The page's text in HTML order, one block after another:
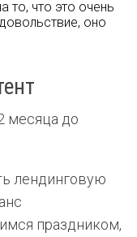
то, что это очень
оно
месяца до
лендинговую
праздником,